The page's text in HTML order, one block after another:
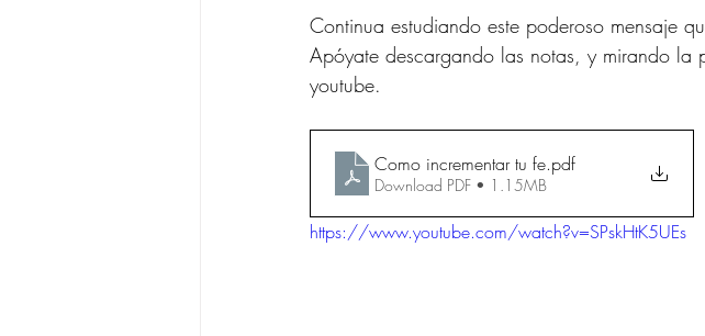
Continua estudiando este poderoso mensaje
Apóyate descargando las notas, y mirando
youtube.
Como incrementar tu fe.pdf
Download PDF • 1.15MB
https://www.youtube.com/watch?v=SPskHtK5UEs